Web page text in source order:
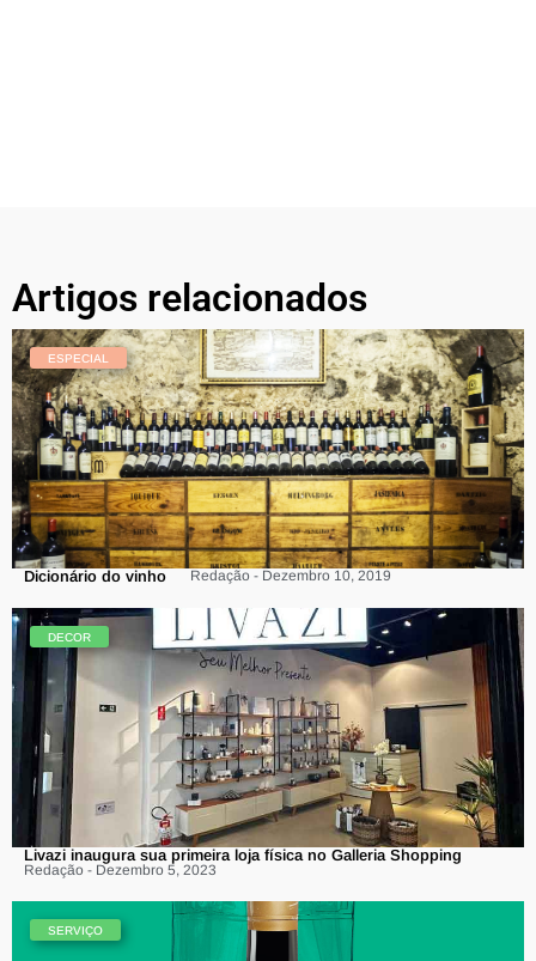
Artigos relacionados
ESPECIAL
Dicionário do vinho Redação - Dezembro 10, 2019
DECOR
Livazi inaugura sua primeira loja física no Galleria Shopping
Redação - Dezembro 5, 2023
SERVIÇO